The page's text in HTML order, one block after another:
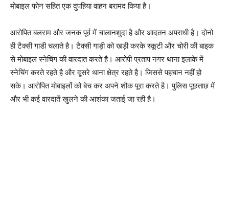
मोबाइल फोन सहित एक दुपहिया वाहन बरामद किया है।
आरोपित बलराम और जनक पूर्व में चालानशुदा है और आदतन अपराधी है। दोनो
ही टैक्सी गाडी चलाते है। टैक्सी गाड़ी को खड़ी करके स्कूटी और चोरी की बाइक
से मोबाइल स्नेचिंग की वारदात करते है। आरोपी प्रताप नगर थाना इलाके में
स्नेचिंग करते रहते है और दूसरे थाना क्षेत्र रहते है। जिससे पहचान नहीं हो
सके। आरोपित मोबाइलों को बेच कर अपने शौक पूरा करते है। पुलिस पूछताछ में
और भी कई वारदातें खुलने की आशंका जताई जा रही है।